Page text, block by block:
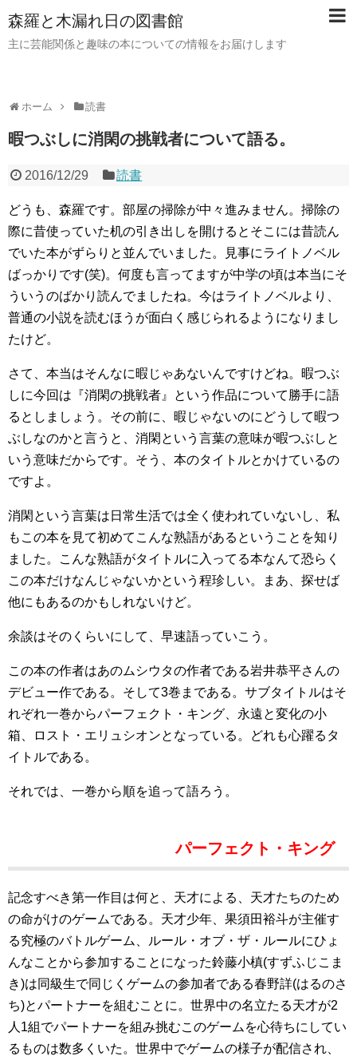
森羅と木漏れ日の図書館
主に芸能関係と趣味の本についての情報をお届けします
ホーム 読書
暇つぶしに消閑の挑戦者について語る。
2016/12/29 読書
どうも、森羅です。部屋の掃除が中々進みません。掃除の
際に昔使っていた机の引き出しを開けるとそこには昔読ん
でいた本がずらりと並んでいました。見事にライトノベル
ばっかりです(笑)。何度も言ってますが中学の頃は本当にそ
ういうのばかり読んでましたね。今はライトノベルより、
普通の小説を読むほうが面白く感じられるようになりまし
たけど。
さて、本当はそんなに暇じゃあないんですけどね。暇つぶ
しに今回は『消閑の挑戦者』という作品について勝手に語
るとしましょう。その前に、暇じゃないのにどうして暇つ
ぶしなのかと言うと、消閑という言葉の意味が暇つぶしと
いう意味だからです。そう、本のタイトルとかけているの
ですよ。
消閑という言葉は日常生活では全く使われていないし、私
もこの本を見て初めてこんな熟語があるということを知り
ました。こんな熟語がタイトルに入ってる本なんて恐らく
この本だけなんじゃないかという程珍しい。まあ、探せば
他にもあるのかもしれないけど。
余談はそのくらいにして、早速語っていこう。
この本の作者はあのムシウタの作者である岩井恭平さんの
デビュー作である。そして3巻まである。サブタイトルはそ
れぞれ一巻からパーフェクト・キング、永遠と変化の小
箱、ロスト・エリュシオンとなっている。どれも心躍るタ
イトルである。
それでは、一巻から順を追って語ろう。
パーフェクト・キング
記念すべき第一作目は何と、天才による、天才たちのため
の命がけのゲームである。天才少年、果須田裕斗が主催す
る究極のバトルゲーム、ルール・オブ・ザ・ルールにひょ
んなことから参加することになった鈴藤小槙(すずふじこま
き)は同級生で同じくゲームの参加者である春野詳(はるのさ
ち)とパートナーを組むことに。世界中の名立たる天才が2
人1組でパートナーを組み挑むこのゲームを心待ちにしてい
るものは数多くいた。世界中でゲームの様子が配信され、